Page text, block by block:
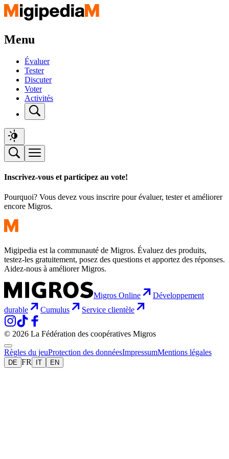
Menu
Évaluer
Tester
Discuter
Voter
Activités
Inscrivez-vous et participez au vote!
Pourquoi? Vous devez vous inscrire pour évaluer, tester et améliorer
encore Migros.
Migipedia est la communauté de Migros. Évaluez des produits,
testez-les gratuitement, posez des questions et apportez des réponses.
Aidez-nous à améliorer Migros.
Migros Online
Développement
durable
Cumulus Service clientèle
© 2026 La Fédération des coopératives Migros
Règles du jeuProtection des donnéesImpressumMentions légales
DE FR IT EN